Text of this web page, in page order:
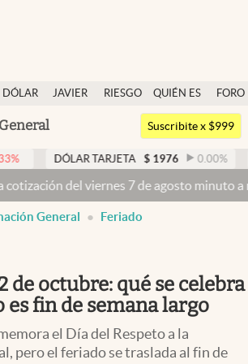
DÓLAR
JAVIER
RIESGO
QUIÉN ES
QUIÉN
FORO
Argentina
México
Suscribite x $999
TARJETA $ 1976 0.00% DÓLAR
viernes 7 de agosto minuto a minuto
General Feriado
de octubre: qué se celebra
es fin de semana largo
el Día del Respeto a la
pero el feriado se traslada al fin de